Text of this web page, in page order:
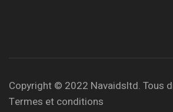
Copyright © 2022 Navaidsltd. Tous
Termes et conditions